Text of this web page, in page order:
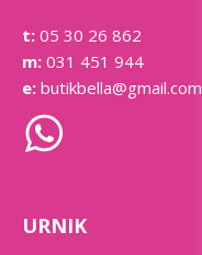
t: 05 30 26 862
m: 031 451 944
e: butikbella@gmail.com
URNIK